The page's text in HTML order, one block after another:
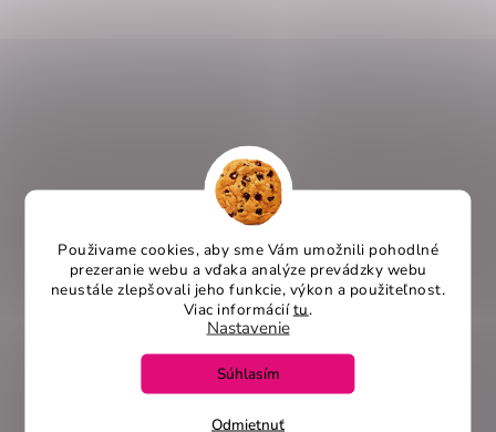
Použivame cookies, aby sme Vám umožnili pohodlné
prezeranie webu a vďaka analýze prevádzky webu
neustále zlepšovali jeho funkcie, výkon a použiteľnost.
Viac informáciítu.
Nastavenie
Odmietnuť
Súhlasím
Hodnotenie produktu je 5 z 5 hviezdičiek.
6.5.2025
Kvalita tričká super odporúčam všetkým som
maximálne spokojná s vašimi výrobkami